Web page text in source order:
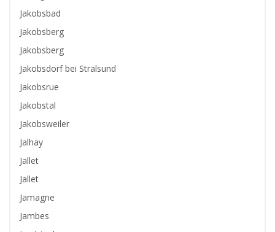
Jakobsbad
Jakobsberg
Jakobsberg
Jakobsdorf bei Stralsund
Jakobsrue
Jakobstal
Jakobsweiler
Jalhay
Jallet
Jallet
Jamagne
Jambes